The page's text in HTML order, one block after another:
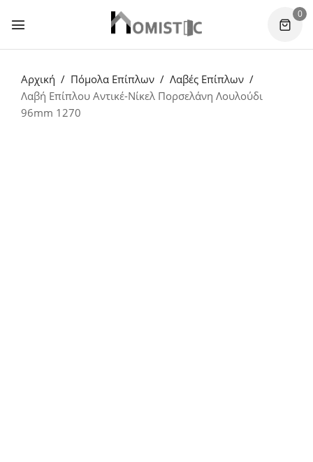
0
Αρχική Πόμολα Επίπλων
Λαβές Επίπλων
Λαβή Επίπλου Αντικέ-Νίκελ Πορσελάνη Λουλούδι
96mm 1270